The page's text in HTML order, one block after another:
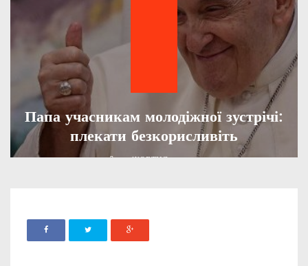
Папа учасникам молодіжної зустрічі:
плекати безкорисливіть
ADMIN 30 ЖОВТНЯ, 2023 1037